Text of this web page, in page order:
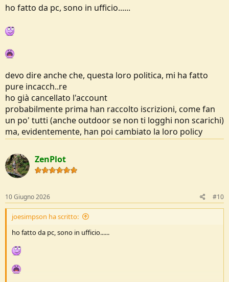
ho fatto da pc, sono in ufficio......
devo dire anche che, questa loro politica, mi ha fatto
pure incacch..re
ho già cancellato l'account
probabilmente prima han raccolto iscrizioni, come fan
un po' tutti (anche outdoor se non ti logghi non scarichi)
ma, evidentemente, han poi cambiato la loro policy
ZenPlot
10 Giugno 2026 #10
joesimpson ha scritto:
ho fatto da pc, sono in ufficio......